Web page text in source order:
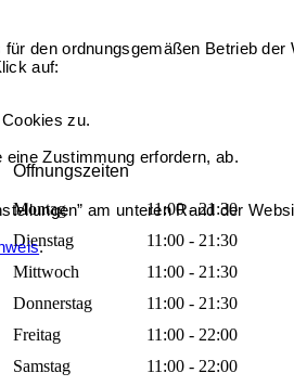
Öffnungszeiten
Montag
11:00 - 21:30
Dienstag
11:00 - 21:30
Mittwoch
11:00 - 21:30
Donnerstag
11:00 - 21:30
Freitag
11:00 - 22:00
Samstag
11:00 - 22:00
den ordnungsgemäßen Betrieb
auf:
zu.
Zustimmung erfordern, ab.
am unteren Rand der
.